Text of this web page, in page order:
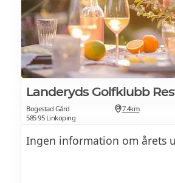
Focaccia
Rödbetor & chvré
Grekisk sallad
Rostad potatis
Potatisgratäng
Lördag lunch:
Bogestad Gård
585 95 Linköping
7.4km
Ingen information om årets